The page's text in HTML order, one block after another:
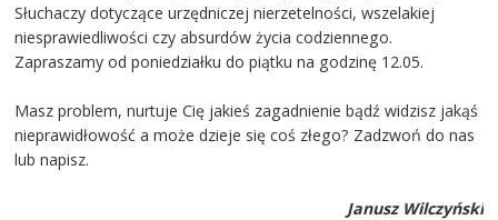
Słuchaczy dotyczące urzędniczej nierzetelności, wszelakiej
niesprawiedliwości czy absurdów życia codziennego.
Zapraszamy od poniedziałku do piątku na godzinę 12.05.
Masz problem, nurtuje Cię jakieś zagadnienie bądź widzisz jakąś
nieprawidłowość a może dzieje się coś złego? Zadzwoń do nas
lub napisz.
Janusz Wilczyński